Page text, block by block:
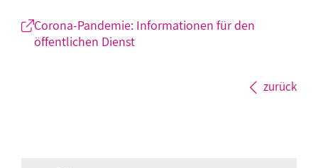
Corona-Pandemie: Informationen für den
öffentlichen Dienst
zurück